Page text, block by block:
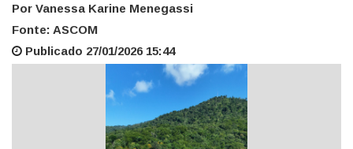
Por Vanessa Karine Menegassi
Fonte: ASCOM
Publicado 27/01/2026 15:44